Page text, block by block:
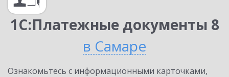
1С:Платежные документы 8
в Самаре
Ознакомьтесь с информационными карточками,